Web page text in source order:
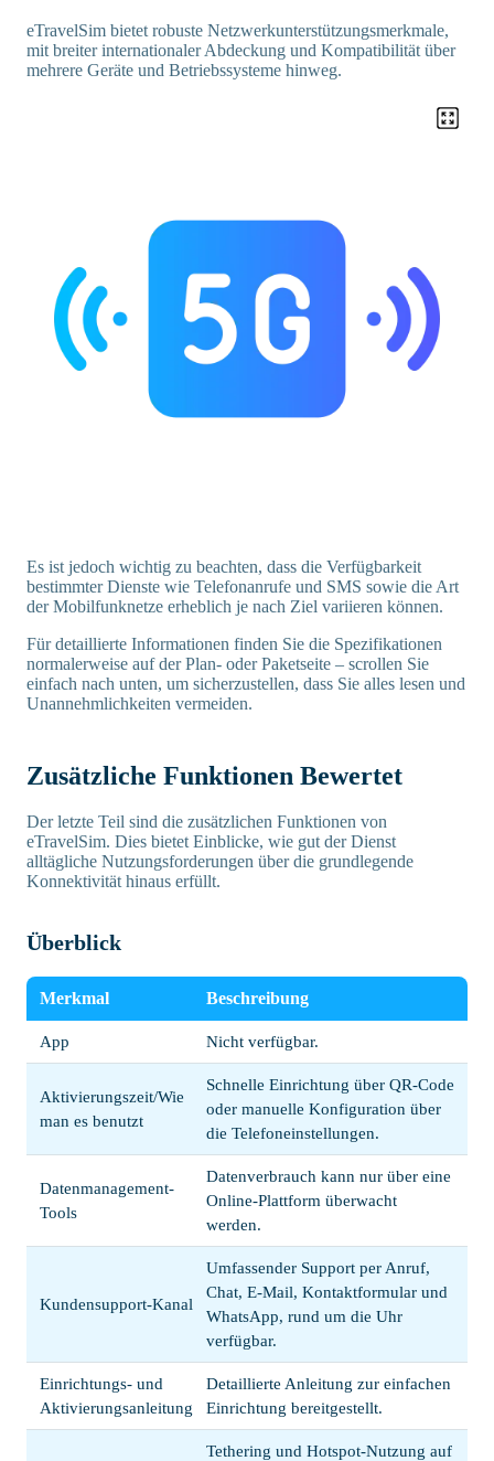
eTravelSim bietet robuste Netzwerkunterstützungsmerkmale,
mit breiter internationaler Abdeckung und Kompatibilität über
mehrere Geräte und Betriebssysteme hinweg.
Es ist jedoch wichtig zu beachten, dass die Verfügbarkeit
bestimmter Dienste wie Telefonanrufe und SMS sowie die Art
der Mobilfunknetze erheblich je nach Ziel variieren können.
Für detaillierte Informationen finden Sie die Spezifikationen
normalerweise auf der Plan- oder Paketseite – scrollen Sie
einfach nach unten, um sicherzustellen, dass Sie alles lesen und
Unannehmlichkeiten vermeiden.
Zusätzliche Funktionen Bewertet
Der letzte Teil sind die zusätzlichen Funktionen von
eTravelSim. Dies bietet Einblicke, wie gut der Dienst
alltägliche Nutzungsforderungen über die grundlegende
Konnektivität hinaus erfüllt.
Überblick
Merkmal Beschreibung
App Nicht verfügbar.
Aktivierungszeit/Wie
man es benutzt
Schnelle Einrichtung über QR-Code
oder manuelle Konfiguration über
die Telefoneinstellungen.
Datenmanagement-
Tools
Datenverbrauch kann nur über eine
Online-Plattform überwacht
werden.
Kundensupport-Kanal
Umfassender Support per Anruf,
Chat, E-Mail, Kontaktformular und
WhatsApp, rund um die Uhr
verfügbar.
Einrichtungs- und
Aktivierungsanleitung
Detaillierte Anleitung zur einfachen
Einrichtung bereitgestellt.
Tethering und Hotspot-Nutzung auf